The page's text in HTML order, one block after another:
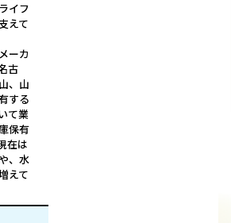
イフ
えて
ーカ
古
、山
する
て業
保有
在は
、水
えて